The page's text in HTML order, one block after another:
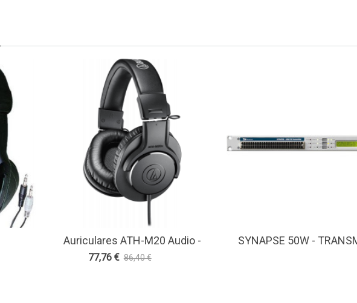
Ver Más
Auriculares ATH-M20 Audio -
Technica
77,76 € 86,40 €
Ver Más
SYNAPSE 50W -